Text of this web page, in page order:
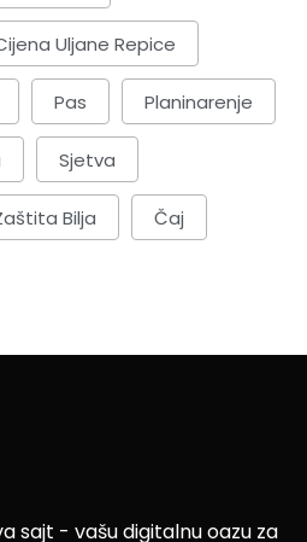
Uljane Repice
Pas Planinarenje
Sjetva
Bilja Čaj
sajt - vašu digitalnu oazu za